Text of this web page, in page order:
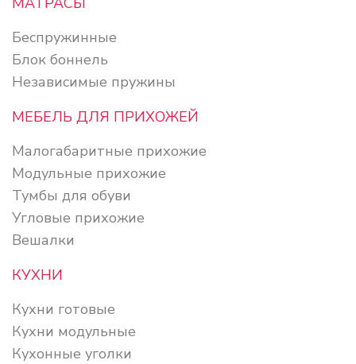
Беспружинные
Блок боннель
Независимые пружины
МЕБЕЛЬ ДЛЯ ПРИХОЖЕЙ
Малогабаритные прихожие
Модульные прихожие
Тумбы для обуви
Угловые прихожие
Вешалки
КУХНИ
Кухни готовые
Кухни модульные
Кухонные уголки